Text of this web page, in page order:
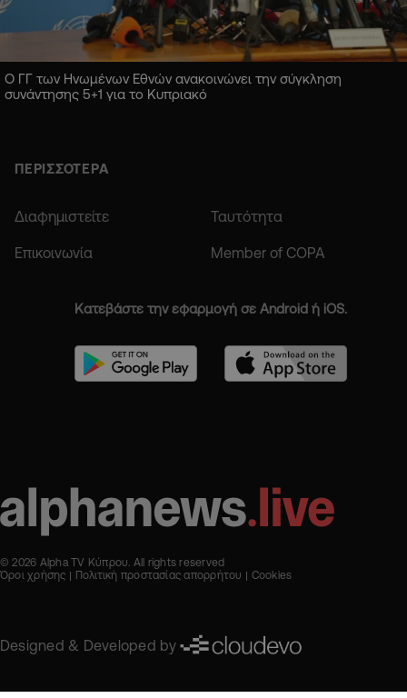
Ο ΓΓ των Ηνωμένων Εθνών ανακοινώνει την σύγκληση
συνάντησης 5+1 για το Κυπριακό
ΠΕΡΙΣΣΟΤΕΡΑ
Διαφημιστείτε Ταυτότητα
Επικοινωνία Member of COPA
Κατεβάστε την εφαρμογή σε Android ή iOS.
© 2026 Alpha TV Κύπρου. All rights reserved
Όροι χρήσης
Πολιτική προστασίας απορρήτου Cookies
Designed & Developed by